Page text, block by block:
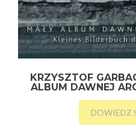
KRZYSZTOF
ALBUM DAWNEJ
DOWIEDZ